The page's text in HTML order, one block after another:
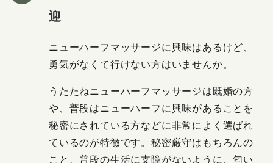
迎
ニューハーフマッサージに興味はあるけど、
勇気がなくて行けない方はいませんか。
うたたねニューハーフマッサージは既婚の方
や、普段はニューハーフに興味があることを
秘密にされている方などに非常によく選ばれ
ているのが特徴です。秘密厳守はもちろんの
こと、普段の生活に支障がないように、匂い